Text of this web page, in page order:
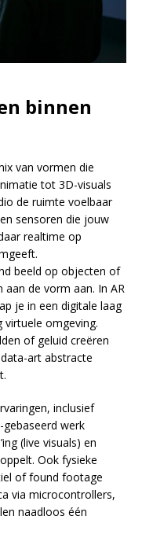
binnen
van vormen die
tot 3D-visuals
de ruimte voelbaar
sensoren die jouw
realtime op
beeld op objecten of
de vorm aan. In AR
je in een digitale laag
omgeving.
of geluid creëren
art abstracte
inclusief
werk
(live visuals) en
Ook fysieke
of found footage
via microcontrollers,
naadloos één